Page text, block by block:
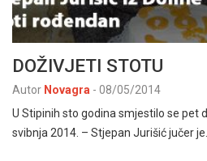
DOŽIVJETI STOTU
Autor Novagra - 08/05/2014
U Stipinih sto godina smjestilo se pet
svibnja 2014. – Stjepan Jurišić jučer je…